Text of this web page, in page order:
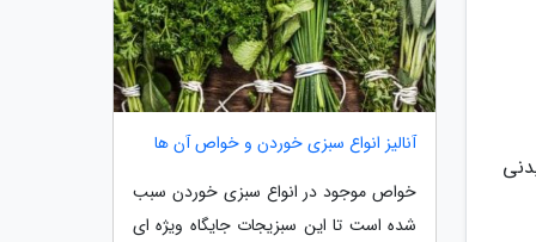
آنالیز انواع سبزی خوردن و خواص آن ها
خواص موجود در انواع سبزی خوردن سبب
شده است تا این سبزیجات جایگاه ویژه ای